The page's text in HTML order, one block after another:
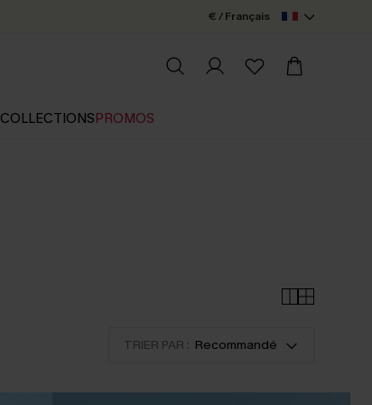
€ / Français
COLLECTIONSPROMOS
TRIER PAR : Recommandé